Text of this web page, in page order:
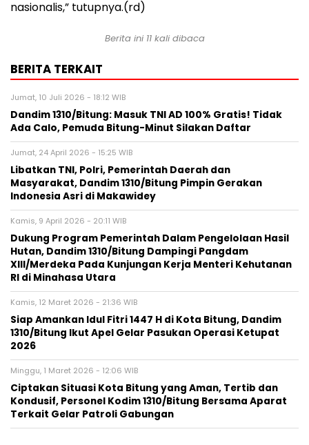
nasionalis,” tutupnya.(rd)
Berita ini 11 kali dibaca
BERITA TERKAIT
Jumat, 10 Juli 2026 - 18:12 WIB
Dandim 1310/Bitung: Masuk TNI AD 100% Gratis! Tidak
Ada Calo, Pemuda Bitung-Minut Silakan Daftar
Jumat, 24 April 2026 - 15:25 WIB
Libatkan TNI, Polri, Pemerintah Daerah dan
Masyarakat, Dandim 1310/Bitung Pimpin Gerakan
Indonesia Asri di Makawidey
Kamis, 9 April 2026 - 20:11 WIB
Dukung Program Pemerintah Dalam Pengelolaan Hasil
Hutan, Dandim 1310/Bitung Dampingi Pangdam
XIII/Merdeka Pada Kunjungan Kerja Menteri Kehutanan
RI di Minahasa Utara
Kamis, 12 Maret 2026 - 21:36 WIB
Siap Amankan Idul Fitri 1447 H di Kota Bitung, Dandim
1310/Bitung Ikut Apel Gelar Pasukan Operasi Ketupat
2026
Minggu, 1 Maret 2026 - 12:06 WIB
Ciptakan Situasi Kota Bitung yang Aman, Tertib dan
Kondusif, Personel Kodim 1310/Bitung Bersama Aparat
Terkait Gelar Patroli Gabungan